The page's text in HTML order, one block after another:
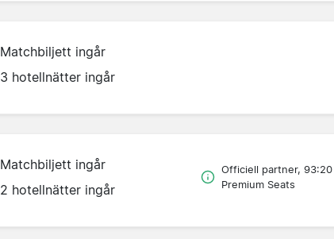
Matchbiljett ingår
3 hotellnätter ingår
Matchbiljett ingår
2 hotellnätter ingår
Officiell partner, 93:20
Premium Seats